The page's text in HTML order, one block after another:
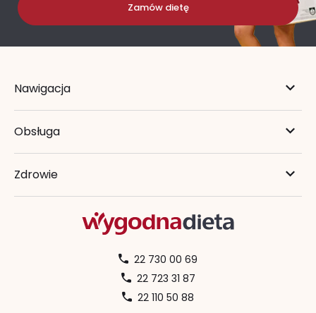
Zamów dietę
Nawigacja
Obsługa
Zdrowie
22 730 00 69
22 723 31 87
22 110 50 88